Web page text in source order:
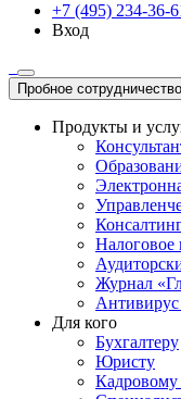
+7 (495) 234-36-
Вход
Пробное сотрудничество
Продукты и
Налоговое
Журнал
Для кого
Бухгалтеру
Юристу
Кадровому